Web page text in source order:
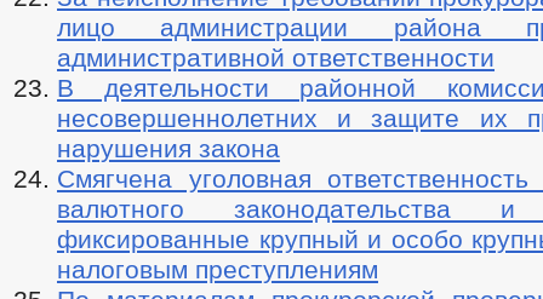
лицо администрации района
административной ответственности
В деятельности районной
несовершеннолетних и защите их
нарушения закона
Смягчена уголовная
валютного законодательства и
фиксированные крупный и особо
налоговым преступлениям